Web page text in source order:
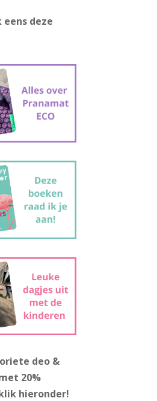
eens deze
deo &
20%
hieronder!